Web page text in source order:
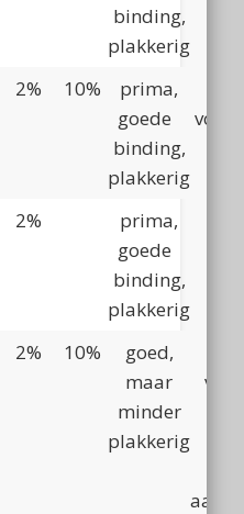
binding,
plakkerig
2% 10%
prima,
goede
binding,
plakkerig
2%
prima,
goede
binding,
plakkerig
2% 10%
goed,
maar
minder
plakkerig